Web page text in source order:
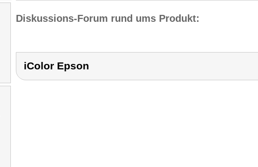
Diskussions-Forum rund ums Produkt:
iColor Epson